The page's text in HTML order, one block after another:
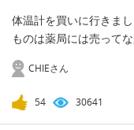
体温計を買いに行きま
ものは薬局には売って
CHIEさん
54 30641